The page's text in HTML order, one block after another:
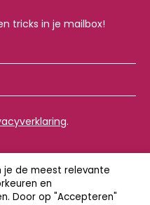
tricks in je mailbox!
.
je de meest relevante
en
Door op "Accepteren"